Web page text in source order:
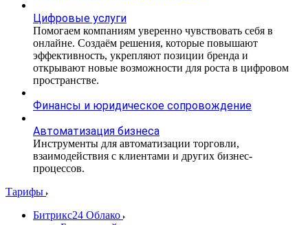
Цифровые услуги
Помогаем компаниям уверенно чувствовать себя в
онлайне. Создаём решения, которые повышают
эффективность, укрепляют позиции бренда и
открывают новые возможности для роста в цифровом
пространстве.
Финансы и юридическое сопровождение
Автоматизация бизнеса
Инструменты для автоматизации торговли,
взаимодействия с клиентами и других бизнес-
процессов.
Тарифы
Битрикс24 Облако